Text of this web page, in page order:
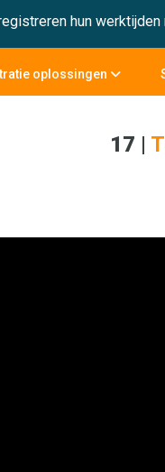
hun werktijden
oplossingen
17 |